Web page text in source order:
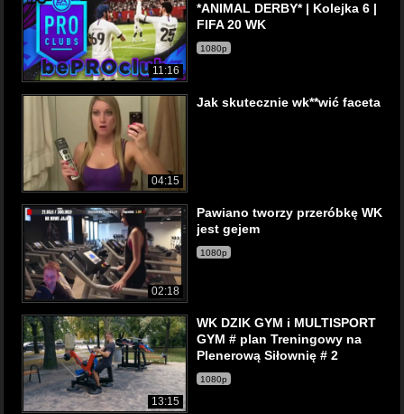
11:16
*ANIMAL DERBY* | Kolejka 6 |
FIFA 20 WK
1080p
04:15
Jak skutecznie wk**wić faceta
02:18
Pawiano tworzy przeróbkę WK
jest gejem
1080p
13:15
WK DZIK GYM i MULTISPORT
GYM # plan Treningowy na
Plenerową Siłownię # 2
1080p